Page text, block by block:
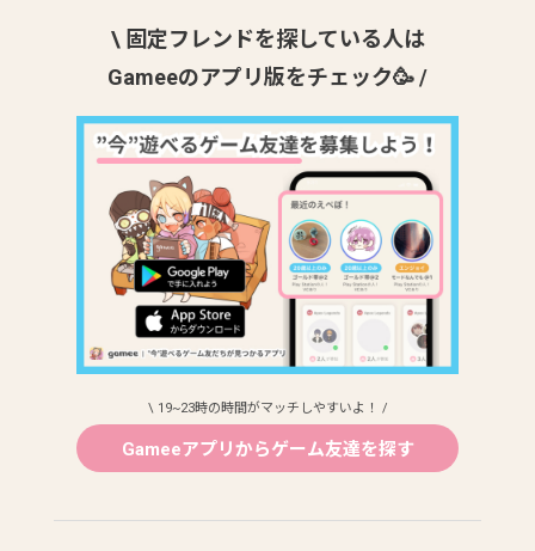
\ 固定フレンドを探している人は
Gameeのアプリ版をチェック🥳 /
\ 19~23時の時間がマッチしやすいよ！ /
Gameeアプリからゲーム友達を探す